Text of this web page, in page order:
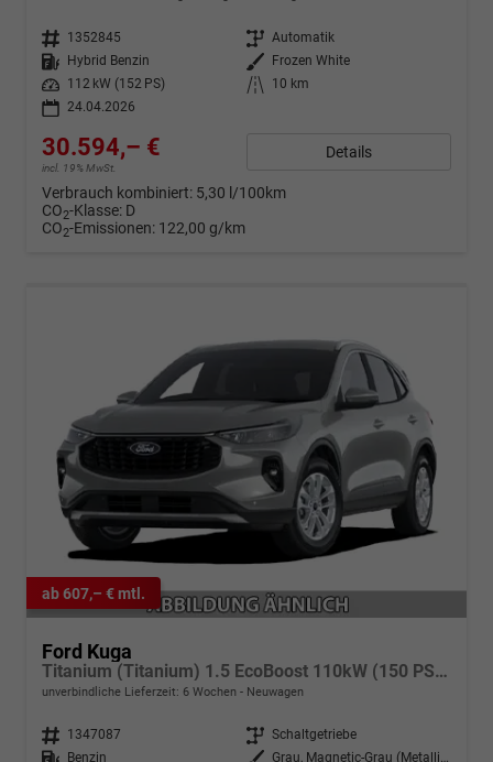
Fahrzeugnr. 1352845 Getriebe Automatik
Kraftstoff
Hybrid Benzin Außenfarbe
Frozen White
Leistung
112 kW (152 PS) Kilometerstand
10 km
24.04.2026
30.594,– €
incl. 19% MwSt.
Details
Verbrauch kombiniert: 5,30 l/100km
CO2-Klasse: D
CO2-Emissionen: 122,00 g/km
ab 607,– € mtl.
Ford Kuga
Titanium (Titanium) 1.5 EcoBoost 110kW (150 PS) 6-Gang Schaltgetriebe
unverbindliche Lieferzeit: 6 Wochen Neuwagen
Fahrzeugnr. 1347087 Getriebe Schaltgetriebe
Kraftstoff
Benzin Außenfarbe
Grau, Magnetic-Grau (Metallic) (PN4DQ0)